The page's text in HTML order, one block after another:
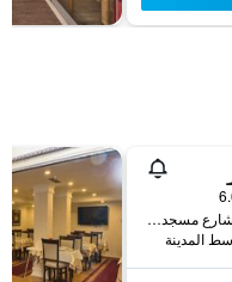
منطقة بنبرديرك, شارع مسجد كاتب سنان رقم 31, اسطنبول, تركيا